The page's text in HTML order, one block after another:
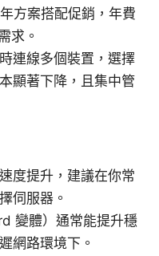
方案搭配促銷，年費
求。
連線多個裝置，選擇
顯著下降，且集中管
度提升，建議在你常
伺服器。
變體）通常能提升穩
網路環境下。